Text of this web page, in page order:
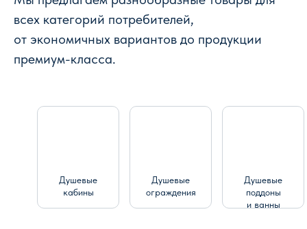
всех категорий потребителей,
от экономичных вариантов до продукции
премиум-класса.
Душевые
кабины
Душевые
ограждения
Душевые
поддоны
и ванны